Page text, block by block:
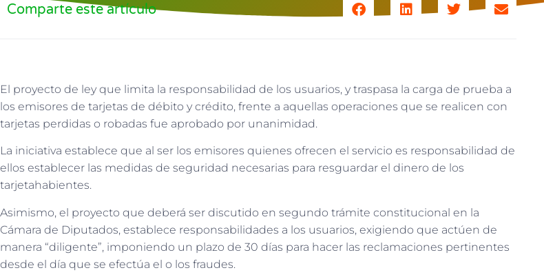
Comparte este artículo
El proyecto de ley que limita la responsabilidad de los usuarios, y traspasa la carga de prueba a
los emisores de tarjetas de débito y crédito, frente a aquellas operaciones que se realicen con
tarjetas perdidas o robadas fue aprobado por unanimidad.
La iniciativa establece que al ser los emisores quienes ofrecen el servicio es responsabilidad de
ellos establecer las medidas de seguridad necesarias para resguardar el dinero de los
tarjetahabientes.
Asimismo, el proyecto que deberá ser discutido en segundo trámite constitucional en la
Cámara de Diputados, establece responsabilidades a los usuarios, exigiendo que actúen de
manera “diligente”, imponiendo un plazo de 30 días para hacer las reclamaciones pertinentes
desde el día que se efectúa el o los fraudes.